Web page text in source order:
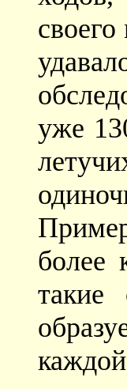
уже
более
такие